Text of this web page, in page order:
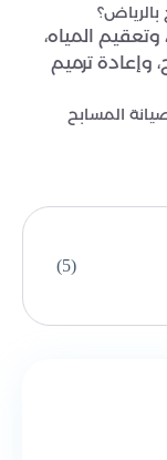
المياه،
وإعادة ترميم
المسابح
(5)